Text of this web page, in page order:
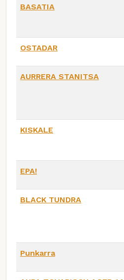
BASATIA
OSTADAR
AURRERA STANITSA
KISKALE
EPA!
BLACK TUNDRA
Punkarra